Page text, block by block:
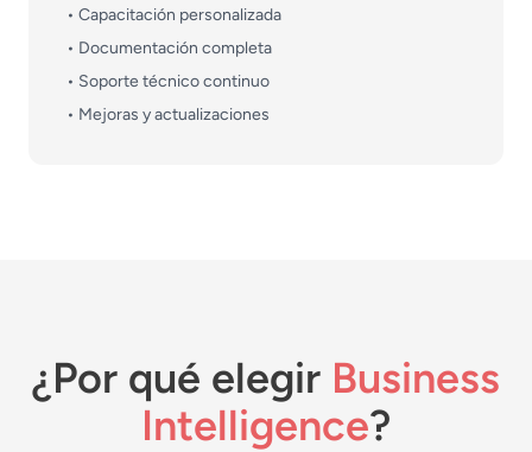
• Capacitación personalizada
• Documentación completa
• Soporte técnico continuo
• Mejoras y actualizaciones
¿Por qué elegir Business
Intelligence?